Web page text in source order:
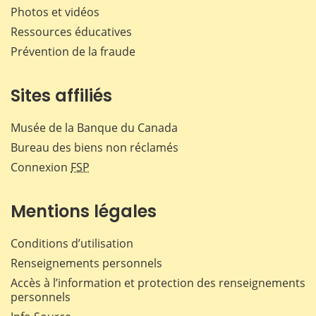
Photos et vidéos
Ressources éducatives
Prévention de la fraude
Sites affiliés
Musée de la Banque du Canada
Bureau des biens non réclamés
Connexion FSP
Mentions légales
Conditions d’utilisation
Renseignements personnels
Accès à l’information et protection des renseignements
personnels